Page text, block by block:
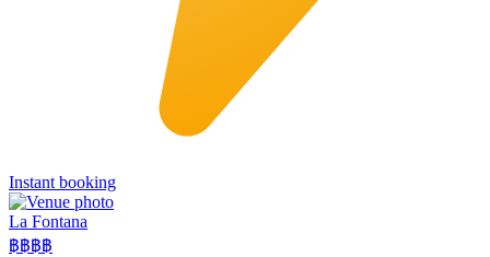
Instant booking
La Fontana
฿฿฿฿